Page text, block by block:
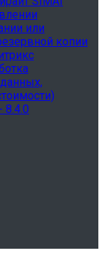
или
копии
8.4.0